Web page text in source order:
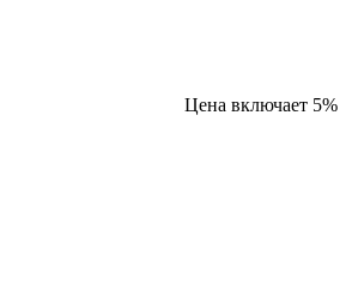
Цена включает 5%